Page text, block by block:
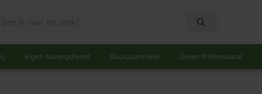
Eigen bezorgdienst Duurzaamheid Groen Professional